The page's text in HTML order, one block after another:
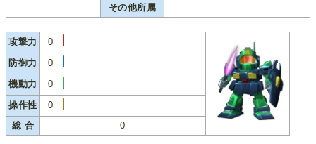
その他所属
-
攻撃力
0
防御力
0
機動力
0
操作性
0
総 合
0